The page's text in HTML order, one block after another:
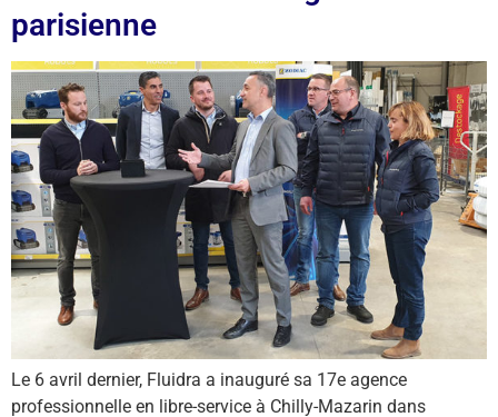
parisienne
Le 6 avril dernier, Fluidra a inauguré sa 17e agence
professionnelle en libre-service à Chilly-Mazarin dans